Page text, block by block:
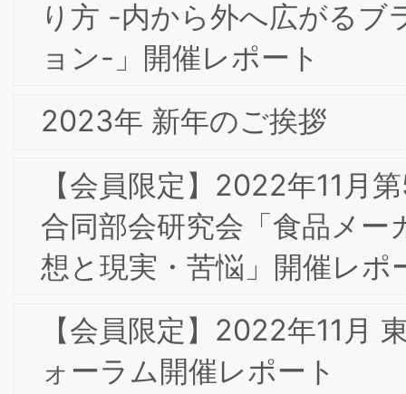
ンライン表示のブランド化とインター
ットドメインを経由した通信のセキュ
ティ」Com Laude株式会社 村上嘉隆氏
【会員限定】2020年12月 第5回東京専
向けた味覚・嗅覚・食感イノベーション
による食サービスの創出、嗜好の数値
化・可視化を切り口とした食品業界の改
革とブランディングへの貢献・可能性」
【会員限定】2020年11月 大阪第6回フォ
ーラム・一般社団法人大阪能率協会